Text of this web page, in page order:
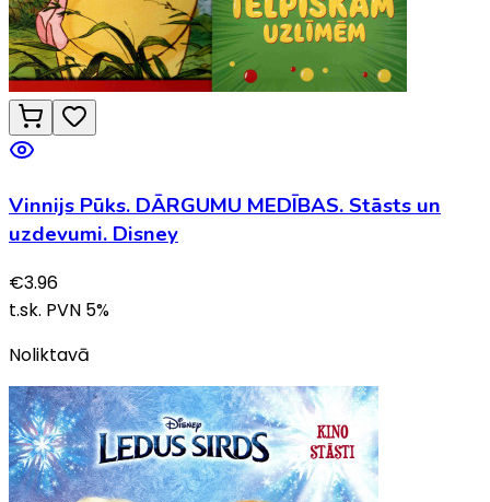
Vinnijs Pūks. DĀRGUMU MEDĪBAS. Stāsts un
uzdevumi. Disney
€3.96
t.sk. PVN 5%
Noliktavā